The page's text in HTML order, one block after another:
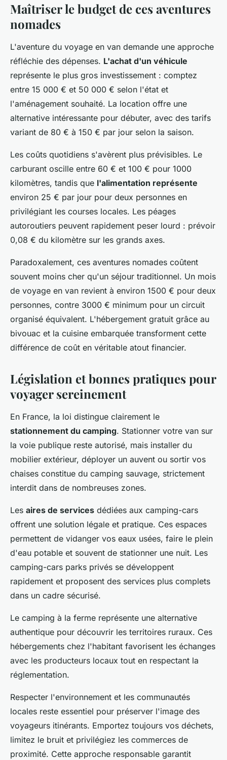
Maîtriser le budget de ces aventures
nomades
L'aventure du voyage en van demande une approche
réfléchie des dépenses. L'achat d'un véhicule
représente le plus gros investissement : comptez
entre 15 000 € et 50 000 € selon l'état et
l'aménagement souhaité. La location offre une
alternative intéressante pour débuter, avec des tarifs
variant de 80 € à 150 € par jour selon la saison.
Les coûts quotidiens s'avèrent plus prévisibles. Le
carburant oscille entre 60 € et 100 € pour 1000
kilomètres, tandis que l'alimentation représente
environ 25 € par jour pour deux personnes en
privilégiant les courses locales. Les péages
autoroutiers peuvent rapidement peser lourd : prévoir
0,08 € du kilomètre sur les grands axes.
Paradoxalement, ces aventures nomades coûtent
souvent moins cher qu'un séjour traditionnel. Un mois
de voyage en van revient à environ 1500 € pour deux
personnes, contre 3000 € minimum pour un circuit
organisé équivalent. L'hébergement gratuit grâce au
bivouac et la cuisine embarquée transforment cette
différence de coût en véritable atout financier.
Législation et bonnes pratiques pour
voyager sereinement
En France, la loi distingue clairement le
stationnement du camping. Stationner votre van sur
la voie publique reste autorisé, mais installer du
mobilier extérieur, déployer un auvent ou sortir vos
chaises constitue du camping sauvage, strictement
interdit dans de nombreuses zones.
Les aires de services dédiées aux camping-cars
offrent une solution légale et pratique. Ces espaces
permettent de vidanger vos eaux usées, faire le plein
d'eau potable et souvent de stationner une nuit. Les
camping-cars parks privés se développent
rapidement et proposent des services plus complets
dans un cadre sécurisé.
Le camping à la ferme représente une alternative
authentique pour découvrir les territoires ruraux. Ces
hébergements chez l'habitant favorisent les échanges
avec les producteurs locaux tout en respectant la
réglementation.
Respecter l'environnement et les communautés
locales reste essentiel pour préserver l'image des
voyageurs itinérants. Emportez toujours vos déchets,
limitez le bruit et privilégiez les commerces de
proximité. Cette approche responsable garantit